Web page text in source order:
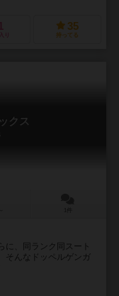
り
35
持ってる
クス
に、同ランク同スート
そんなドッペルゲンガ